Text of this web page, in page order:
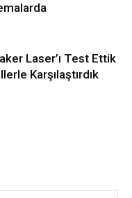
Laser’ı Test Ettik
Karşılaştırdık